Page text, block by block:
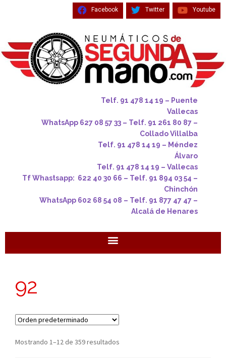
Facebook Twitter Youtube
Telf. 91 478 14 19 – Puente
Vallecas
WhatsApp 627 08 57 33 – Telf. 91 261 80 87 –
Collado Villalba
Telf. 91 478 14 19 – Méndez
Álvaro
Telf. 91 478 14 19 – Vallecas
Tf Whastsapp: 622 40 30 66 – Telf. 91 894 03 54 –
Chinchón
WhatsApp 602 68 54 08 – Telf. 91 877 47 47 –
Alcalá de Henares
92
Mostrando 1–12 de 359 resultados